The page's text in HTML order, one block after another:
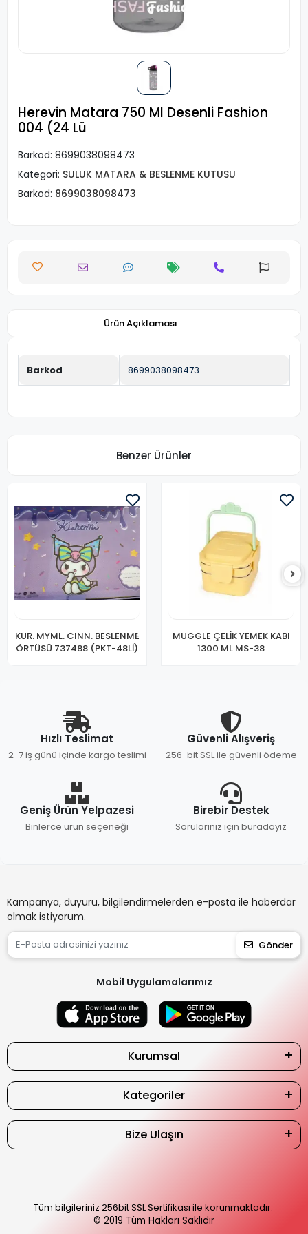
Herevin Matara 750 Ml Desenli Fashion
004 (24 Lü
Barkod: 8699038098473
Kategori: SULUK MATARA & BESLENME KUTUSU
Barkod: 8699038098473
Ürün Açıklaması
Barkod 8699038098473
Benzer Ürünler
KUR. MYML. CINN. BESLENME
ÖRTÜSÜ 737488 (PKT-48Lİ)
MUGGLE ÇELİK YEMEK KABI
1300 ML MS-38
Hızlı Teslimat
2-7 iş günü içinde kargo teslimi
Güvenli Alışveriş
256-bit SSL ile güvenli ödeme
Geniş Ürün Yelpazesi
Binlerce ürün seçeneği
Birebir Destek
Sorularınız için buradayız
Kampanya, duyuru, bilgilendirmelerden e-posta ile haberdar
olmak istiyorum.
Gönder
Mobil Uygulamalarımız
Kurumsal
Kategoriler
Bize Ulaşın
Tüm bilgileriniz 256bit SSL Sertifikası ile korunmaktadır.
© 2019 Tüm Hakları Saklıdır